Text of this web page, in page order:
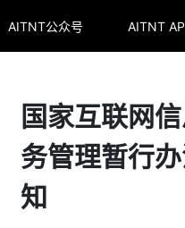
AITNT公众号 AITNT
国家互联网
务管理暂行
知